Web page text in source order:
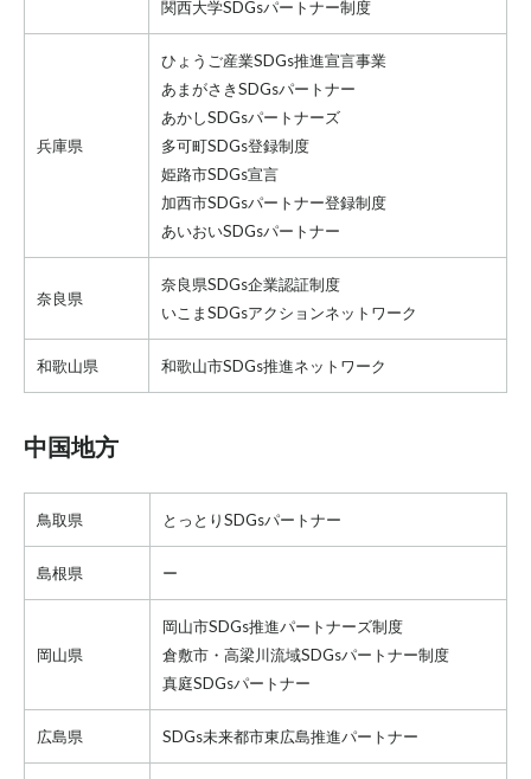
関西大学SDGsパートナー制度
兵庫県
ひょうご産業SDGs推進宣言事業
あまがさきSDGsパートナー
あかしSDGsパートナーズ
多可町SDGs登録制度
姫路市SDGs宣言
加西市SDGsパートナー登録制度
あいおいSDGsパートナー
奈良県
奈良県SDGs企業認証制度
いこまSDGsアクションネットワーク
和歌山県 和歌山市SDGs推進ネットワーク
中国地方
鳥取県 とっとりSDGsパートナー
島根県 ー
岡山県
岡山市SDGs推進パートナーズ制度
倉敷市・高梁川流域SDGsパートナー制度
真庭SDGsパートナー
広島県 SDGs未来都市東広島推進パートナー